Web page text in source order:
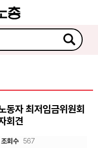
동자 최저임금위원회
회견
조회수 567
북5
북5